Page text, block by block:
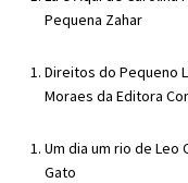
Pequena Zahar
Direitos do Pequeno
Moraes da Editora
Um dia um rio de Leo
Gato